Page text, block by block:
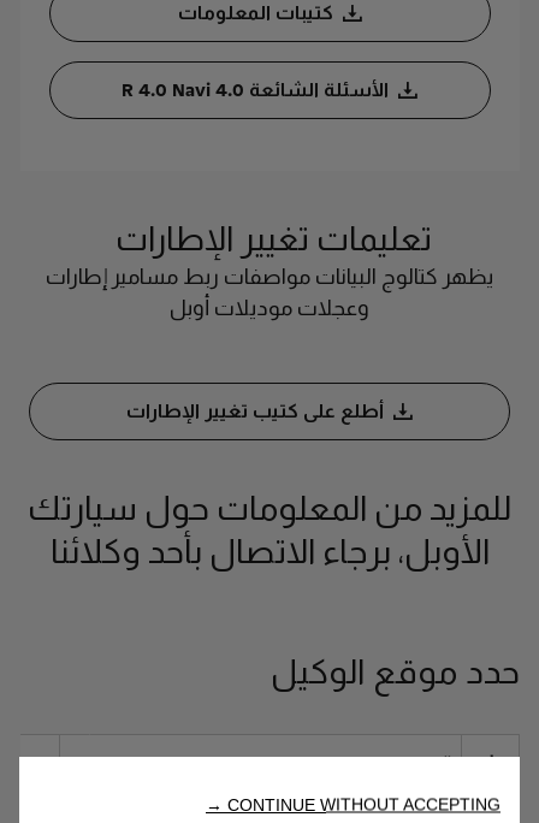
كتيبات المعلومات
الأسئلة الشائعة R 4.0 Navi 4.0
تعليمات تغيير الإطارات
يظهر كتالوج البيانات مواصفات ربط مسامير إطارات
وعجلات موديلات أوبل
أطلع على كتيب تغيير الإطارات
للمزيد من المعلومات حول سيارتك
الأوبل، برجاء الاتصال بأحد وكلائنا
حدد موقع الوكيل
CONTINUE WITHOUT ACCEPTING →